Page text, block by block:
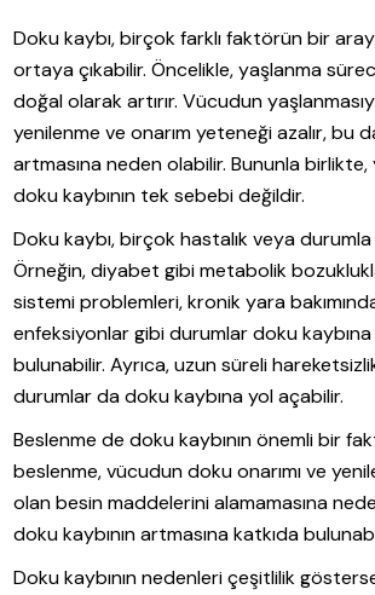
Doku kaybı, birçok farklı faktörün bir
ortaya çıkabilir. Öncelikle, yaşlanma
doğal olarak artırır. Vücudun
yenilenme ve onarım yeteneği azalır, bu
artmasına neden olabilir. Bununla birlikte,
doku kaybının tek sebebi değildir.
Doku kaybı, birçok hastalık veya
Örneğin, diyabet gibi metabolik
sistemi problemleri, kronik yara
enfeksiyonlar gibi durumlar doku kaybına
bulunabilir. Ayrıca, uzun süreli
durumlar da doku kaybına yol açabilir.
Beslenme de doku kaybının önemli bir
beslenme, vücudun doku onarımı ve
olan besin maddelerini alamamasına
doku kaybının artmasına katkıda
Doku kaybının nedenleri çeşitlilik